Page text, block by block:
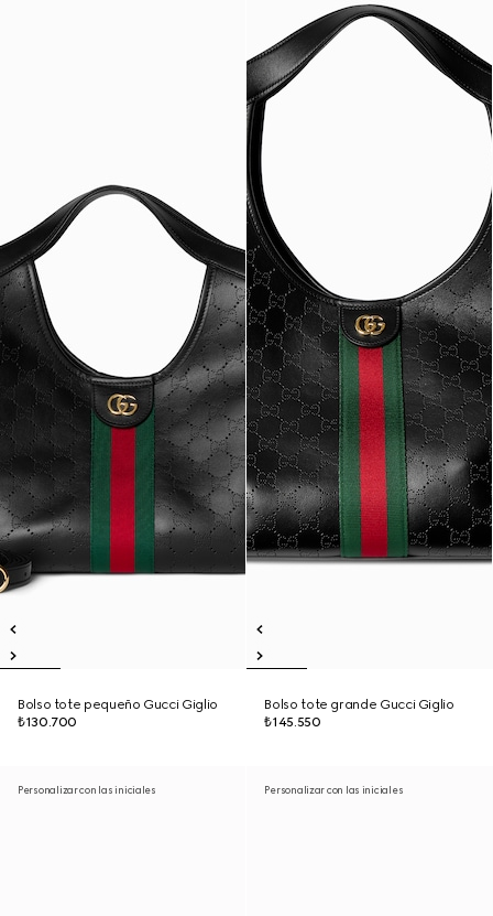
Bolso tote pequeño Gucci Giglio
₺130.700
Bolso tote grande Gucci Giglio
₺145.550
Personalizar con las iniciales Personalizar con las iniciales